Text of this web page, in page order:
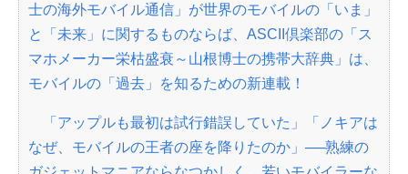
士の海外モバイル通信」が世界のモバイルの「いま」
と「未来」に関するものならば、ASCII倶楽部の「ス
マホメーカー栄枯盛衰～山根博士の携帯大辞典」は、
モバイルの「過去」を知るための新連載！
「アップルも最初は試行錯誤していた」「ノキアは
なぜ、モバイルの王者の座を降りたのか」──熟練の